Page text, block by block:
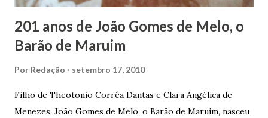
201 anos de João Gomes de Melo, o
Barão de Maruim
Por Redação setembro 17, 2010
Filho de Theotonio Corrêa Dantas e Clara Angélica de
Menezes, João Gomes de Melo, o Barão de Maruim, nasceu